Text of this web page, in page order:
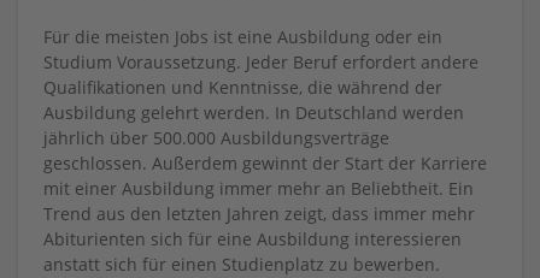
Für die meisten Jobs ist eine Ausbildung oder ein
Studium Voraussetzung. Jeder Beruf erfordert andere
Qualifikationen und Kenntnisse, die während der
Ausbildung gelehrt werden. In Deutschland werden
jährlich über 500.000 Ausbildungsverträge
geschlossen. Außerdem gewinnt der Start der Karriere
mit einer Ausbildung immer mehr an Beliebtheit. Ein
Trend aus den letzten Jahren zeigt, dass immer mehr
Abiturienten sich für eine Ausbildung interessieren
anstatt sich für einen Studienplatz zu bewerben.